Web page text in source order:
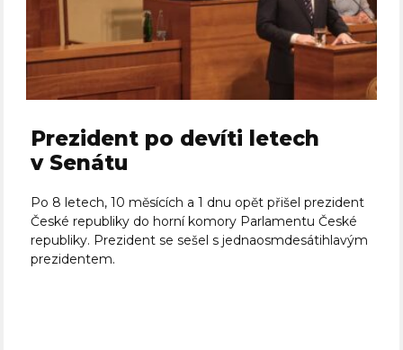
Prezident po devíti letech
v Senátu
Po 8 letech, 10 měsících a 1 dnu opět přišel prezident
České republiky do horní komory Parlamentu České
republiky. Prezident se sešel s jednaosmdesátihlavým
prezidentem.